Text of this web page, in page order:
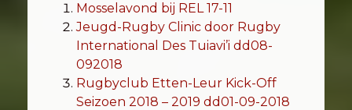
Mosselavond bij REL 17-11
Jeugd-Rugby Clinic door Rugby
International Des Tuiavi’i dd08-
092018
Rugbyclub Etten-Leur Kick-Off
Seizoen 2018 – 2019 dd01-09-2018